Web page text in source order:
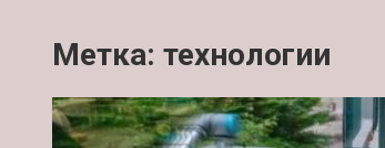
Метка: технологии